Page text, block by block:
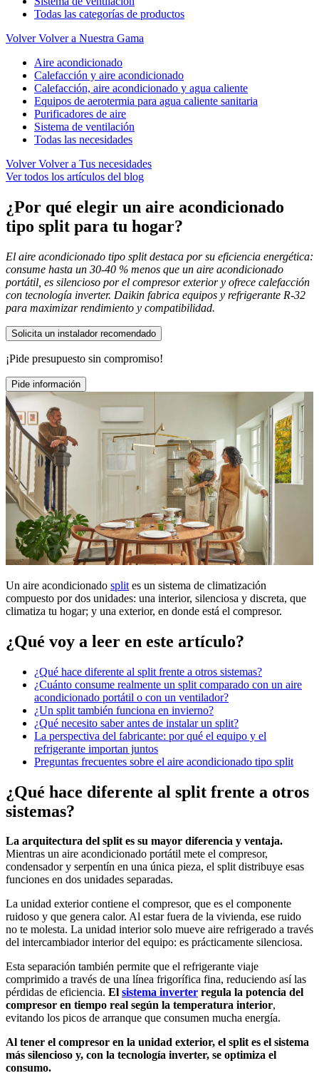
Todas las categorías de productos
Volver Volver a Nuestra Gama
Aire acondicionado
Calefacción y aire acondicionado
Calefacción, aire acondicionado y agua caliente
Equipos de aerotermia para agua caliente sanitaria
Purificadores de aire
Sistema de ventilación
Todas las necesidades
Volver Volver a Tus necesidades
Ver todos los artículos del blog
¿Por qué elegir un aire acondicionado
tipo split para tu hogar?
El aire acondicionado tipo split destaca por su eficiencia energética:
consume hasta un 30-40 % menos que un aire acondicionado
portátil, es silencioso por el compresor exterior y ofrece calefacción
con tecnología inverter. Daikin fabrica equipos y refrigerante R‑32
para maximizar rendimiento y compatibilidad.
Solicita un instalador recomendado
¡Pide presupuesto sin compromiso!
Pide información
Un aire acondicionado split es un sistema de climatización
compuesto por dos unidades: una interior, silenciosa y discreta, que
climatiza tu hogar; y una exterior, en donde está el compresor.
¿Qué voy a leer en este artículo?
¿Qué hace diferente al split frente a otros sistemas?
¿Cuánto consume realmente un split comparado con un aire
acondicionado portátil o con un ventilador?
¿Un split también funciona en invierno?
¿Qué necesito saber antes de instalar un split?
La perspectiva del fabricante: por qué el equipo y el
refrigerante importan juntos
Preguntas frecuentes sobre el aire acondicionado tipo split
¿Qué hace diferente al split frente a otros
sistemas?
La arquitectura del split es su mayor diferencia y ventaja.
Mientras un aire acondicionado portátil mete el compresor,
condensador y serpentín en una única pieza, el split distribuye esas
funciones en dos unidades separadas.
La unidad exterior contiene el compresor, que es el componente
ruidoso y que genera calor. Al estar fuera de la vivienda, ese ruido
no te molesta. La unidad interior solo mueve aire refrigerado a través
del intercambiador interior del equipo: es prácticamente silenciosa.
Esta separación también permite que el refrigerante viaje
comprimido a través de una línea frigorífica fina, reduciendo así las
pérdidas de eficiencia. El sistema inverter regula la potencia del
compresor en tiempo real según la temperatura interior,
evitando los picos de arranque que consumen mucha energía.
Al tener el compresor en la unidad exterior, el split es el sistema
más silencioso y, con la tecnología inverter, se optimiza el
consumo.